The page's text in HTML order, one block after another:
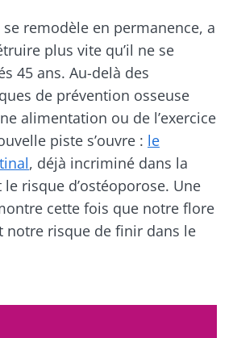
se remodèle en permanence, a
plus vite qu’il ne se
45 ans. Au-delà des
de prévention osseuse
alimentation ou de l’exercice
piste s’ouvre : le
, déjà incriminé dans la
risque d’ostéoporose. Une
cette fois que notre flore
notre risque de finir dans le